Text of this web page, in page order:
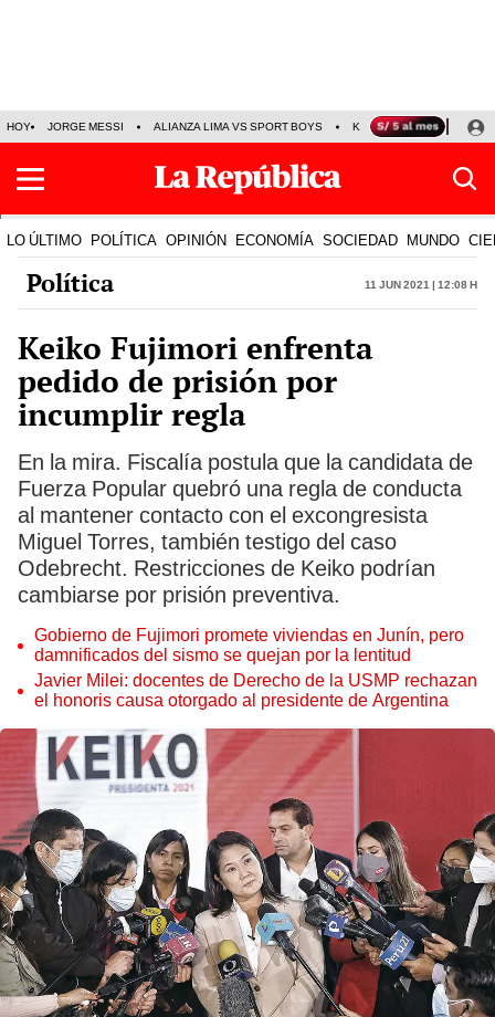
HOY JORGE MESSI ALIANZA LIMA VS SPORT BOYS KENJI FUJIMORI
LO ÚLTIMO POLÍTICA OPINIÓN ECONOMÍA SOCIEDAD MUNDO
Política 11 Jun 2021 | 12:08 h
Keiko Fujimori enfrenta
pedido de prisión por
incumplir regla
En la mira. Fiscalía postula que la candidata de
Fuerza Popular quebró una regla de conducta
al mantener contacto con el excongresista
Miguel Torres, también testigo del caso
Odebrecht. Restricciones de Keiko podrían
cambiarse por prisión preventiva.
Gobierno de Fujimori promete viviendas en Junín, pero
damnificados del sismo se quejan por la lentitud
Javier Milei: docentes de Derecho de la USMP rechazan
el honoris causa otorgado al presidente de Argentina